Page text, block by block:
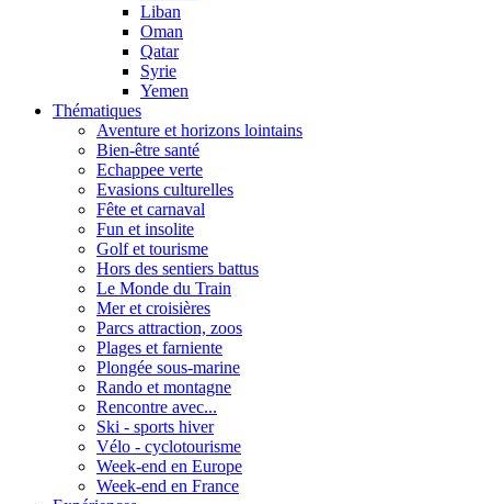
Liban
Oman
Qatar
Syrie
Yemen
Thématiques
Aventure et horizons lointains
Bien-être santé
Echappee verte
Evasions culturelles
Fête et carnaval
Fun et insolite
Golf et tourisme
Hors des sentiers battus
Le Monde du Train
Mer et croisières
Parcs attraction, zoos
Plages et farniente
Plongée sous-marine
Rando et montagne
Rencontre avec...
Ski - sports hiver
Vélo - cyclotourisme
Week-end en Europe
Week-end en France